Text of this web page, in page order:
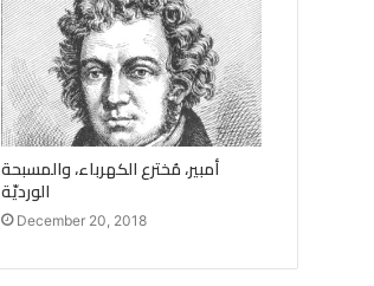
أمبير، مُخترع الكهرباء، والمسبحة
الورديّة
December 20, 2018